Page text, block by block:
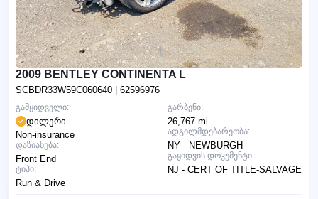
2009 BENTLEY CONTINENTA L
SCBDR33W59C060640 | 62596976
გარბენი:
26,767 mi
ადგილმდებარეობა:
NY - NEWBURGH
გაყიდვის დოკუმენტი:
NJ - CERT OF TITLE-SALVAGE
გამყიდველი:
დილერი
Non-insurance
დაზიანება:
Front End
ტიპი:
Run & Drive